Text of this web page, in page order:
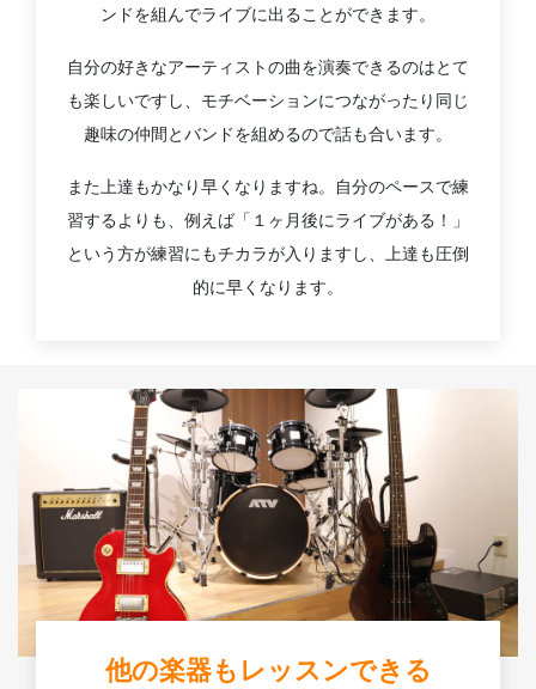
ンドを組んでライブに出ることができます。
自分の好きなアーティストの曲を演奏できるのはとて
も楽しいですし、モチベーションにつながったり同じ
趣味の仲間とバンドを組めるので話も合います。
また上達もかなり早くなりますね。自分のペースで練
習するよりも、例えば「１ヶ月後にライブがある！」
という方が練習にもチカラが入りますし、上達も圧倒
的に早くなります。
他の楽器もレッスンできる